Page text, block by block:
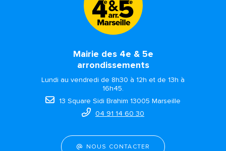
Mairie des 4e & 5e
arrondissements
Lundi au vendredi de 8h30 à 12h et de 13h à
16h45.
13 Square Sidi Brahim 13005 Marseille
04 91 14 60 30
NOUS CONTACTER